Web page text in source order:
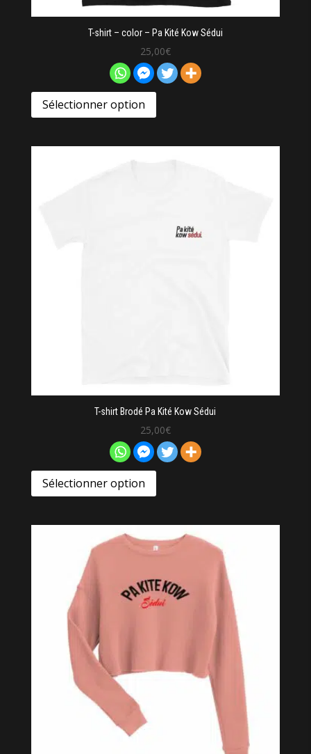
T-shirt – color – Pa Kité Kow Sédui
25,00€
Sélectionner option
T-shirt Brodé Pa Kité Kow Sédui
25,00€
Sélectionner option